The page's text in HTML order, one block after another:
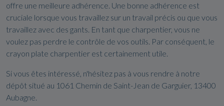
offre une meilleure adhérence. Une bonne adhérence est
cruciale lorsque vous travaillez sur un travail précis ou que vous
travaillez avec des gants. En tant que charpentier, vous ne
voulez pas perdre le contrôle de vos outils. Par conséquent, le
crayon plate charpentier est certainement utile.
Si vous êtes intéressé, n'hésitez pas à vous rendre à notre
dépôt situé au 1061 Chemin de Saint-Jean de Garguier, 13400
Aubagne.